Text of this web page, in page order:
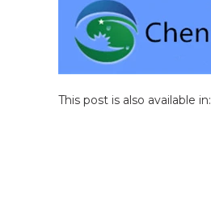
This post is also available in: